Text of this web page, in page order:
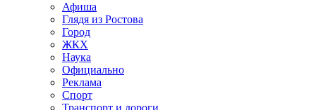
Афиша
Глядя из Ростова
Город
ЖКХ
Наука
Официально
Реклама
Спорт
Транспорт и дороги